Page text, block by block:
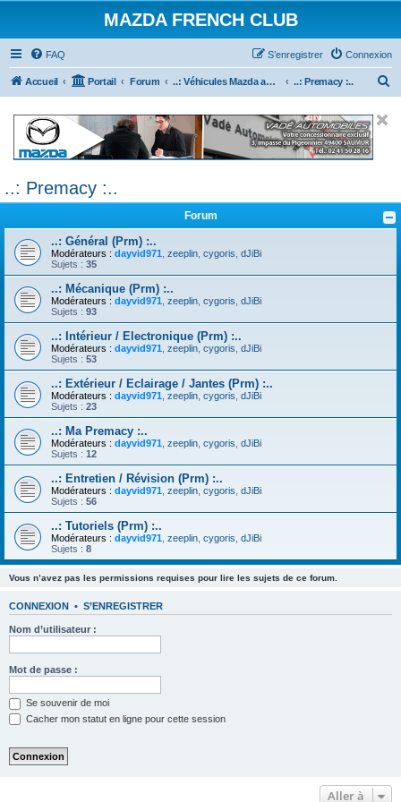
MAZDA FRENCH CLUB
FAQ Connexion
S’enregistrer
Accueil Portail Forum ..: Véhicules Mazda ancien (<2003) :.. ..: Premacy :..
c
h
r
..: Premacy :..
Forum
..: Général (Prm) :..
Modérateurs : dayvid971 zeeplin cygoris dJiBi
Sujets : 35
..: Mécanique (Prm) :..
Modérateurs : dayvid971 zeeplin cygoris dJiBi
Sujets : 93
..: Intérieur / Electronique (Prm) :..
Modérateurs : dayvid971 zeeplin cygoris dJiBi
Sujets : 53
..: Extérieur / Eclairage / Jantes (Prm) :..
Modérateurs : dayvid971 zeeplin cygoris dJiBi
Sujets : 23
..: Ma Premacy :..
Modérateurs : dayvid971 zeeplin cygoris dJiBi
Sujets : 12
..: Entretien / Révision (Prm) :..
Modérateurs : dayvid971 zeeplin cygoris dJiBi
Sujets : 56
..: Tutoriels (Prm) :..
Modérateurs : dayvid971 zeeplin cygoris dJiBi
Sujets : 8
Vous n’avez pas les permissions requises pour lire les sujets de ce forum.
CONNEXION • S’ENREGISTRER
Nom d’utilisateur :
Mot de passe :
Se souvenir de moi
Cacher mon statut en ligne pour cette session
Aller à